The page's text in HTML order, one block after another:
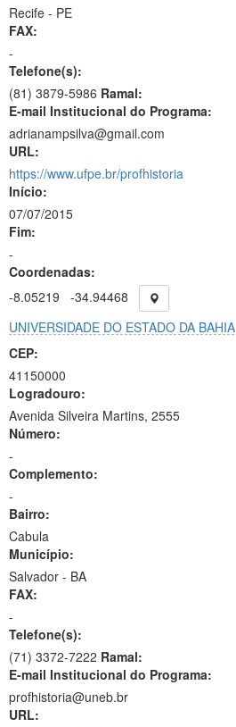
Recife - PE
FAX:
-
Telefone(s):
(81) 3879-5986 Ramal:
E-mail Institucional do Programa:
adrianampsilva@gmail.com
URL:
https://www.ufpe.br/profhistoria
Início:
07/07/2015
Fim:
-
Coordenadas:
-8.05219
-34.94468
UNIVERSIDADE DO ESTADO DA BAHIA
CEP:
41150000
Logradouro:
Avenida Silveira Martins, 2555
Número:
-
Complemento:
-
Bairro:
Cabula
Município:
Salvador - BA
FAX:
-
Telefone(s):
(71) 3372-7222 Ramal:
E-mail Institucional do Programa:
profhistoria@uneb.br
URL: